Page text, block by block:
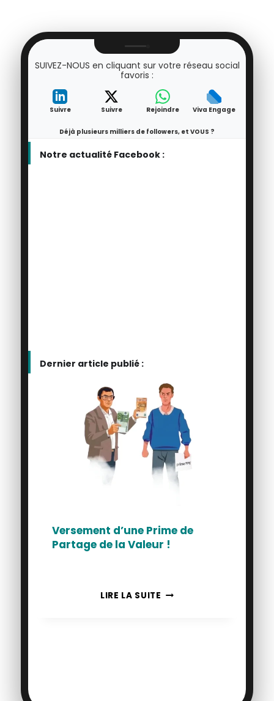
SUIVEZ-NOUS en cliquant sur votre réseau social
favoris :
Suivre Suivre Rejoindre Viva Engage
Déjà plusieurs milliers de followers, et VOUS ?
Notre actualité Facebook :
Dernier article publié :
Versement d’une Prime de
Partage de la Valeur !
LIRE LA SUITE VERSEMENT